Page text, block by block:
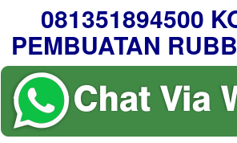
081351894500
PEMBUATAN